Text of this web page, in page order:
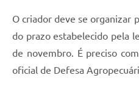
O criador deve se organizar
do prazo estabelecido pela
de novembro. É preciso
oficial de Defesa